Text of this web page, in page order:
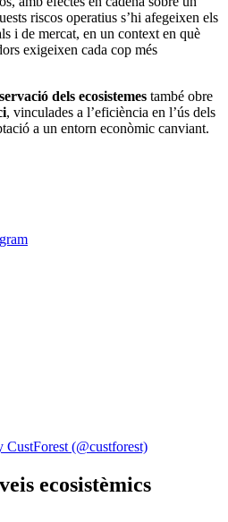
riscos operatius s’hi afegeixen els
i de mercat, en un context en què
exigeixen cada cop més
dels ecosistemes també obre
, vinculades a l’eficiència en l’ús dels
a un entorn econòmic canviant.
CustForest (@custforest)
ecosistèmics